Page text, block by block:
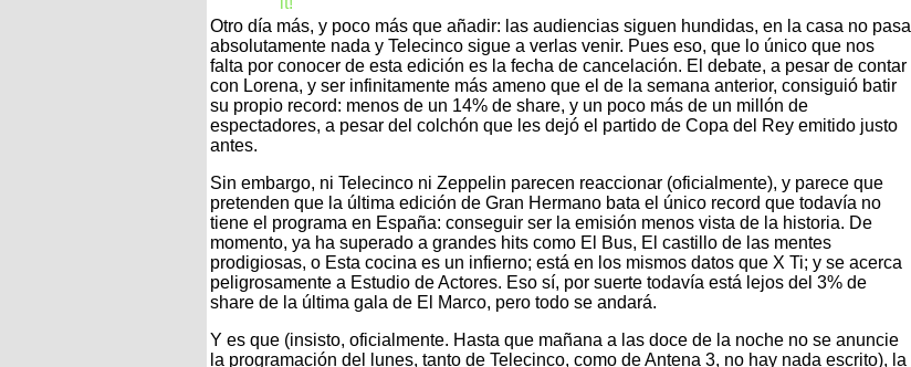
Otro día más, y poco más que añadir: las audiencias siguen hundidas, en la casa no pasa
absolutamente nada y Telecinco sigue a verlas venir. Pues eso, que lo único que nos
falta por conocer de esta edición es la fecha de cancelación. El debate, a pesar de contar
con Lorena, y ser infinitamente más ameno que el de la semana anterior, consiguió batir
su propio record: menos de un 14% de share, y un poco más de un millón de
espectadores, a pesar del colchón que les dejó el partido de Copa del Rey emitido justo
antes.
Sin embargo, ni Telecinco ni Zeppelin parecen reaccionar (oficialmente), y parece que
pretenden que la última edición de Gran Hermano bata el único record que todavía no
tiene el programa en España: conseguir ser la emisión menos vista de la historia. De
momento, ya ha superado a grandes hits como El Bus, El castillo de las mentes
prodigiosas, o Esta cocina es un infierno; está en los mismos datos que X Ti; y se acerca
peligrosamente a Estudio de Actores. Eso sí, por suerte todavía está lejos del 3% de
share de la última gala de El Marco, pero todo se andará.
Y es que (insisto, oficialmente. Hasta que mañana a las doce de la noche no se anuncie
la programación del lunes, tanto de Telecinco, como de Antena 3, no hay nada escrito), la